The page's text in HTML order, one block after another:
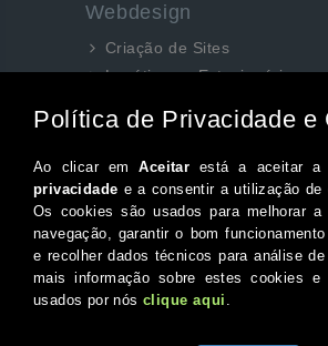
Webdesign
Criação de Sites
Logótipos e Estacionários
Siga-nos aqui...
Facebook
Instagram
Twitter
Canal do Youtube
© 2026 Portugal XXI Todos os